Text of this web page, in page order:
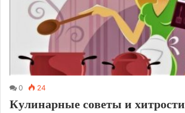
0 24
Кулинарные советы и хитрости